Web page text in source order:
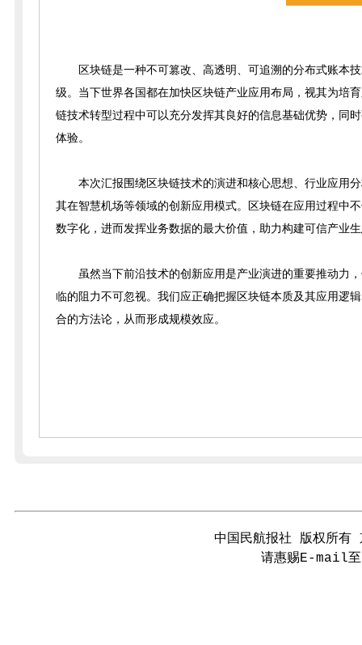
区块链是一种不可篡改、高透明、可追溯的分布式账本
级。当下世界各国都在加快区块链产业应用布局，视其为培
链技术转型过程中可以充分发挥其良好的信息基础优势，同
体验。
本次汇报围绕区块链技术的演进和核心思想、行业应用
其在智慧机场等领域的创新应用模式。区块链在应用过程中
数字化，进而发挥业务数据的最大价值，助力构建可信产业
虽然当下前沿技术的创新应用是产业演进的重要推动力
临的阻力不可忽视。我们应正确把握区块链本质及其应用逻
合的方法论，从而形成规模效应。
中国民航报社 版权所有
请惠赐E-mail